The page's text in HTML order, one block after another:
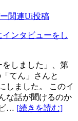
関連Ui投稿
インタビューをし
をしました」、第
てん」さんと
しました。 このイ
な話が聞けるのか
… [続きを読む]